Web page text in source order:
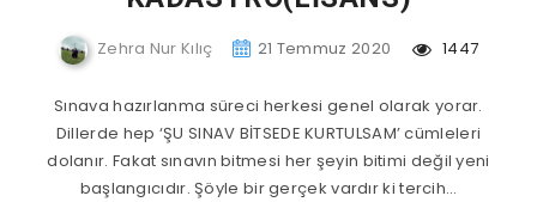
Zehra Nur Kılıç 21 Temmuz 2020 1447
Sınava hazırlanma süreci herkesi genel olarak yorar.
Dillerde hep ‘ŞU SINAV BİTSEDE KURTULSAM’ cümleleri
dolanır. Fakat sınavın bitmesi her şeyin bitimi değil yeni
başlangıcıdır. Şöyle bir gerçek vardır ki tercih…